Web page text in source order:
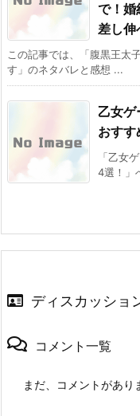
で！婚
差し
この記事では、「腹黒王太
す」のネタバレと感想 ...
乙女ゲ
おす
「乙女
4選！」
ディスカッショ
コメント一覧
まだ、コメントがあり